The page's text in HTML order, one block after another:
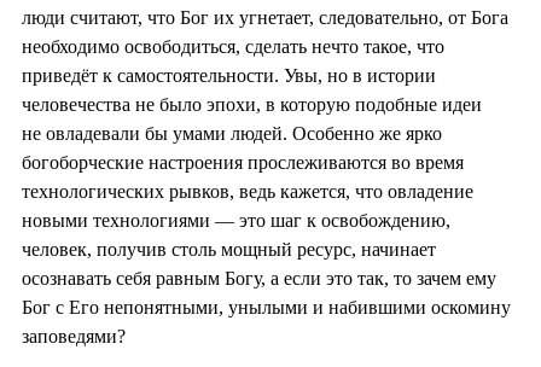
люди считают, что Бог их угнетает, следовательно, от Бога
необходимо освободиться, сделать нечто такое, что
приведёт к самостоятельности. Увы, но в истории
человечества не было эпохи, в которую подобные идеи
не овладевали бы умами людей. Особенно же ярко
богоборческие настроения прослеживаются во время
технологических рывков, ведь кажется, что овладение
новыми технологиями — это шаг к освобождению,
человек, получив столь мощный ресурс, начинает
осознавать себя равным Богу, а если это так, то зачем ему
Бог с Его непонятными, унылыми и набившими оскомину
заповедями?